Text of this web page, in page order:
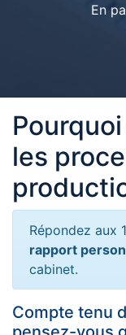
En
les
Répondez aux
rapport
cabinet.
Compte tenu